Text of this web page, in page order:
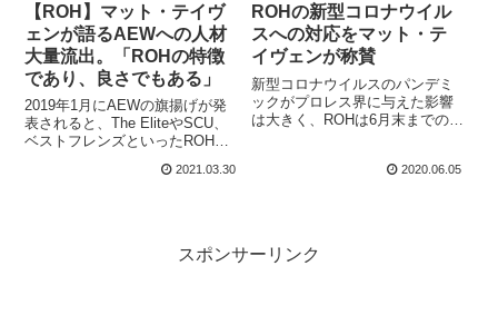
【ROH】マット・テイヴ
ェンが語るAEWへの人材
大量流出。「ROHの特徴
であり、良さでもある」
2019年1月にAEWの旗揚げが発
表されると、The EliteやSCU、
ベストフレンズといったROH参
ました。2019年のROHは、新日
ージでの相次ぐ事件により評判
を落とす散々な一年になり、マ
2021.03.30
ROHの新型コロナウイル
スへの対応をマット・テ
イヴェンが称賛
新型コロナウイルスのパンデミ
ックがプロレス界に与えた影響
は大きく、ROHは6月末までの全
ト・テイヴェンは、ROHのパン
リング・オブ・オナーは最も安
全なモデルを設定していると感
2020.06.05
スポンサーリンク